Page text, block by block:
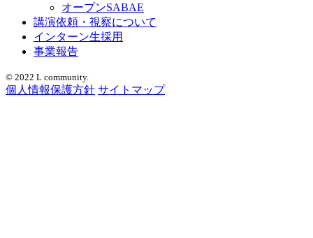
オープンSABAE
講演依頼・視察について
インターン生採用
事業報告
© 2022 L community.
個人情報保護方針 サイトマップ